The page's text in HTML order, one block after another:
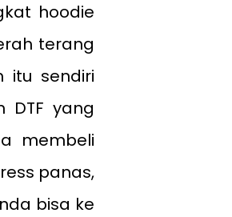
hoodie
terang
itu sendiri
DTF yang
membeli
panas,
bisa ke